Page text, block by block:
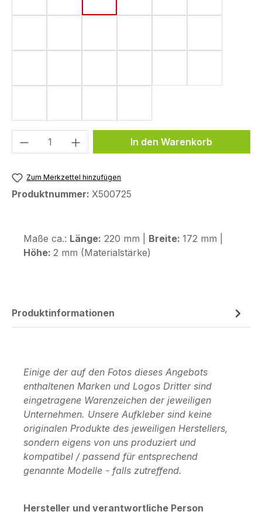
Produkt Anzahl: Gib denIn den Warenkorb
Zum Merkzettel hinzufügen
Produktnummer: X500725
Maße ca.: Länge: 220 mm | Breite: 172 mm |
Höhe: 2 mm (Materialstärke)
Produktinformationen
Einige der auf den Fotos dieses Angebots
enthaltenen Marken und Logos Dritter sind
eingetragene Warenzeichen der jeweiligen
Unternehmen. Unsere Aufkleber sind keine
originalen Produkte des jeweiligen Herstellers,
sondern eigens von uns produziert und
kompatibel / passend für entsprechend
genannte Modelle - falls zutreffend.
Hersteller und verantwortliche Person